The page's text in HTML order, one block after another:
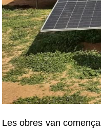
Les obres van